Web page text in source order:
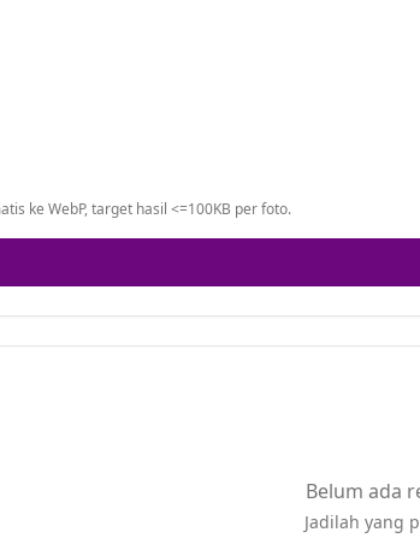
ke WebP, target hasil <=100KB per foto.
Belum ada
Jadilah yang